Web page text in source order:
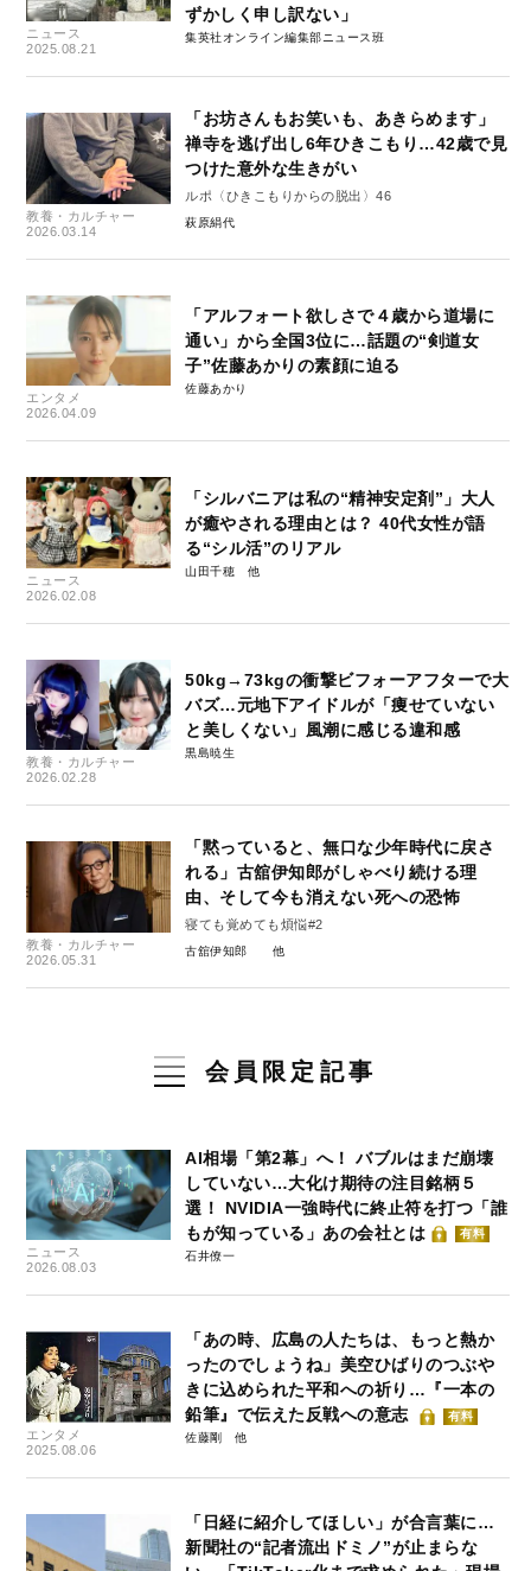
ニュース
2025.08.21
ずかしく申し訳ない」
集英社オンライン編集部ニュース班
教養・カルチャー
2026.03.14
「お坊さんもお笑いも、あきらめます」
禅寺を逃げ出し6年ひきこもり…42歳で見
つけた意外な生きがい
ルポ〈ひきこもりからの脱出〉46
萩原絹代
エンタメ
2026.04.09
「アルフォート欲しさで４歳から道場に
通い」から全国3位に…話題の“剣道女
子”佐藤あかりの素顔に迫る
佐藤あかり
ニュース
2026.02.08
「シルバニアは私の“精神安定剤”」大人
が癒やされる理由とは？ 40代女性が語
る“シル活”のリアル
山田千穂
教養・カルチャー
2026.02.28
50kg→73kgの衝撃ビフォーアフターで大
バズ…元地下アイドルが「痩せていない
と美しくない」風潮に感じる違和感
黒島暁生
教養・カルチャー
2026.05.31
「黙っていると、無口な少年時代に戻さ
れる」古舘伊知郎がしゃべり続ける理
由、そして今も消えない死への恐怖
寝ても覚めても煩悩#2
古舘伊知郎
会員限定記事
ニュース
2026.08.03
AI相場「第2幕」へ！ バブルはまだ崩壊
していない…大化け期待の注目銘柄５
選！ NVIDIA一強時代に終止符を打つ「誰
もが知っている」あの会社とは
有料
石井僚一
エンタメ
2025.08.06
「あの時、広島の人たちは、もっと熱か
ったのでしょうね」美空ひばりのつぶや
きに込められた平和への祈り…『一本の
鉛筆』で伝えた反戦への意志
有料
佐藤剛
「日経に紹介してほしい」が合言葉に…
新聞社の“記者流出ドミノ”が止まらな